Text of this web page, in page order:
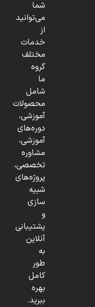
شما
می‌توانید
از
خدمات
مختلف
گروه
ما
شامل
محصولات
آموزشی،
دوره‌های
آموزشی،
مشاوره
تخصصی،
پروژه‌های
شبیه
سازی
و
پشتیبانی
آنلاین
به
طور
کامل
بهره
ببرید.